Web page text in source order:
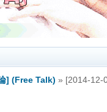
] (Free Talk) » [2014-12-